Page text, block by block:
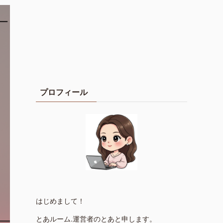
プロフィール
はじめまして！
とあルーム.運営者のとあと申します。